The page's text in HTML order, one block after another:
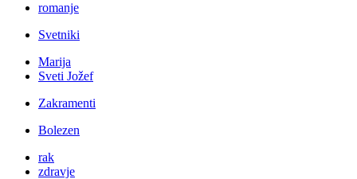
romanje
Svetniki
Marija
Sveti Jožef
Zakramenti
Bolezen
rak
zdravje